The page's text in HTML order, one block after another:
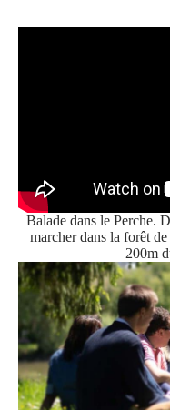
Balade dans le Perche.
marcher dans la forêt
200m